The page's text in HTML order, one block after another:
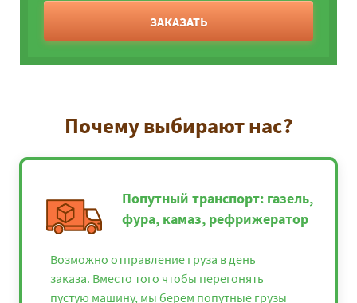
ЗАКАЗАТЬ
Почему выбирают нас?
Попутный транспорт: газель,
фура, камаз, рефрижератор
Возможно отправление груза в день
заказа. Вместо того чтобы перегонять
пустую машину, мы берем попутные грузы